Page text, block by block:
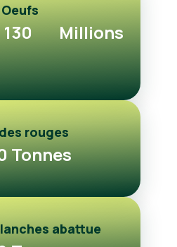
Oeufs
Millions
rouges
Tonnes
abattue